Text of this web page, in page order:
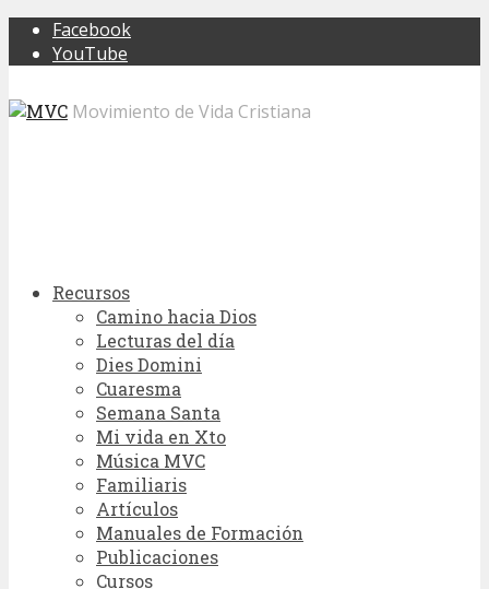
Facebook
YouTube
Movimiento de Vida Cristiana
Recursos
Camino hacia Dios
Lecturas del día
Dies Domini
Cuaresma
Semana Santa
Mi vida en Xto
Música MVC
Familiaris
Artículos
Manuales de Formación
Publicaciones
Cursos